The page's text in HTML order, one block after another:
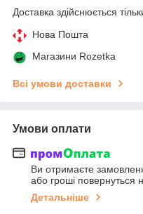
Доставка здійснюється
Нова Пошта
Магазини Rozetka
Всі умови доставки
Умови оплати
Ви отримаєте
або гроші повернуться
Детальніше